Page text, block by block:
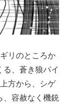
リのところか
、蒼き狼パイ
方から、シゲ
、容赦なく機銃